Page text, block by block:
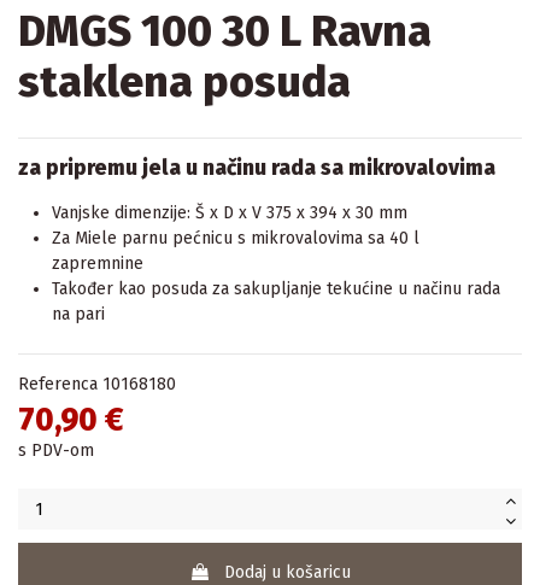
DMGS 100 30 L Ravna
staklena posuda
za pripremu jela u načinu rada sa mikrovalovima
Vanjske dimenzije: Š x D x V 375 x 394 x 30 mm
Za Miele parnu pećnicu s mikrovalovima sa 40 l
zapremnine
Također kao posuda za sakupljanje tekućine u načinu rada
na pari
Referenca 10168180
70,90 €
s PDV-om
Dodaj u košaricu